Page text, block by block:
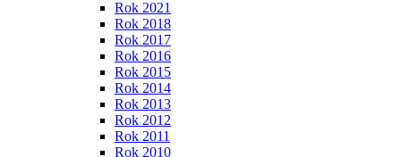
Rok 2021
Rok 2018
Rok 2017
Rok 2016
Rok 2015
Rok 2014
Rok 2013
Rok 2012
Rok 2011
Rok 2010